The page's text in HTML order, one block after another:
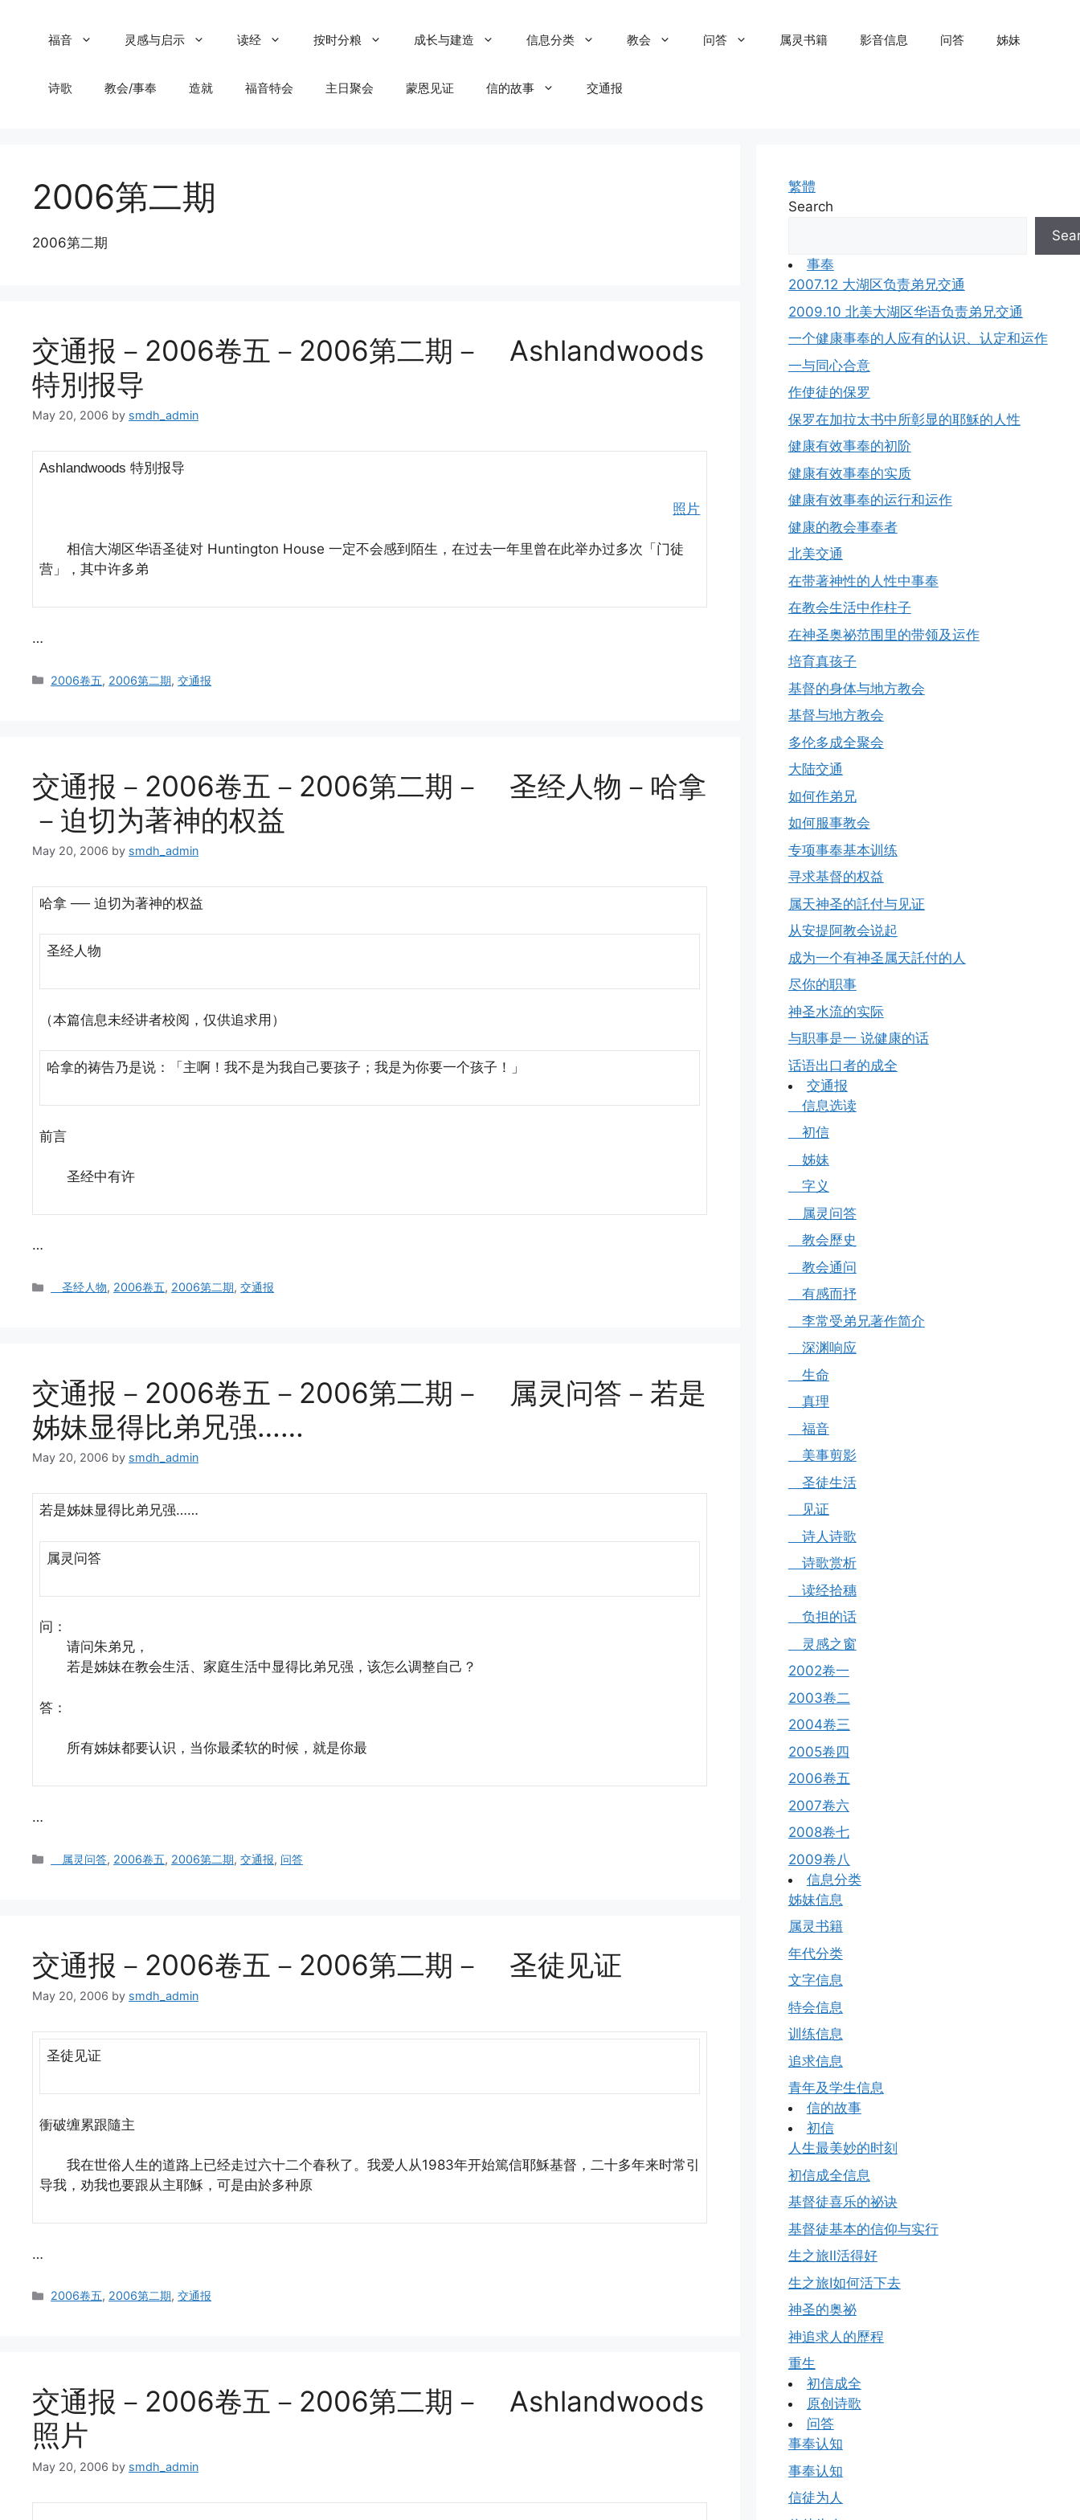
福音 灵感与启示 读经 按时分粮 成长与建造 信息分类 教会 问答 属灵书籍 影音信息 问答 姊妹
诗歌 教会/事奉 造就 福音特会 主日聚会 蒙恩见证 信的故事 交通报
2006第二期
2006第二期
交通报－2006卷五－2006第二期－ Ashlandwoods
特別报导
May 20, 2006 by smdh_admin
Ashlandwoods 特別报导
照片
相信大湖区华语圣徒对 Huntington House 一定不会感到陌生，在过去一年里曾在此举办过多次「门徒
营」，其中许多弟
…
Categories
2006卷五, 2006第二期,交通报
交通报－2006卷五－2006第二期－ 圣经人物－哈拿
－迫切为著神的权益
May 20, 2006 by smdh_admin
哈拿 ── 迫切为著神的权益
圣经人物
（本篇信息未经讲者校阅，仅供追求用）
哈拿的祷告乃是说：「主啊！我不是为我自己要孩子；我是为你要一个孩子！」
前言
圣经中有许
…
Categories
圣经人物, 2006卷五, 2006第二期,交通报
交通报－2006卷五－2006第二期－ 属灵问答－若是
姊妹显得比弟兄强……
May 20, 2006 by smdh_admin
若是姊妹显得比弟兄强……
属灵问答
问：
请问朱弟兄，
若是姊妹在教会生活、家庭生活中显得比弟兄强，该怎么调整自己？
答：
所有姊妹都要认识，当你最柔软的时候，就是你最
…
Categories
属灵问答, 2006卷五, 2006第二期,交通报, 问答
交通报－2006卷五－2006第二期－ 圣徒见证
May 20, 2006 by smdh_admin
圣徒见证
衝破缠累跟隨主
我在世俗人生的道路上已经走过六十二个春秋了。我爱人从1983年开始篤信耶穌基督，二十多年来时常引
导我，劝我也要跟从主耶穌，可是由於多种原
…
Categories
2006卷五, 2006第二期,交通报
交通报－2006卷五－2006第二期－ Ashlandwoods
照片
May 20, 2006 by smdh_admin
繁體
Search
事奉
2007.12 大湖区负责弟兄交通
2009.10 北美大湖区华语负责弟兄交通
一个健康事奉的人应有的认识、认定和运作
一与同心合意
作使徒的保罗
保罗在加拉太书中所彰显的耶穌的人性
健康有效事奉的初阶
健康有效事奉的实质
健康有效事奉的运行和运作
健康的教会事奉者
北美交通
在带著神性的人性中事奉
在教会生活中作柱子
在神圣奥祕范围里的带领及运作
培育真孩子
基督的身体与地方教会
基督与地方教会
多伦多成全聚会
大陆交通
如何作弟兄
如何服事教会
专项事奉基本训练
寻求基督的权益
属天神圣的託付与见证
从安提阿教会说起
成为一个有神圣属天託付的人
尽你的职事
神圣水流的实际
与职事是一 说健康的话
话语出口者的成全
交通报
信息选读
初信
姊妹
字义
属灵问答
教会歷史
教会通问
有感而抒
李常受弟兄著作简介
深渊响应
生命
真理
福音
美事剪影
圣徒生活
见证
诗人诗歌
诗歌赏析
读经拾穗
负担的话
灵感之窗
2002卷一
2003卷二
2004卷三
2005卷四
2006卷五
2007卷六
2008卷七
2009卷八
信息分类
姊妹信息
属灵书籍
年代分类
文字信息
特会信息
训练信息
追求信息
青年及学生信息
信的故事
初信
人生最美妙的时刻
初信成全信息
基督徒喜乐的祕诀
基督徒基本的信仰与实行
生之旅Ⅱ活得好
生之旅Ⅰ如何活下去
神圣的奥祕
神追求人的歷程
重生
初信成全
原创诗歌
问答
事奉认知
事奉认知
信徒为人